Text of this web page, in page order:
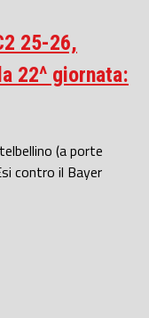
25-26,
22^ giornata:
(a porte
contro il Bayer